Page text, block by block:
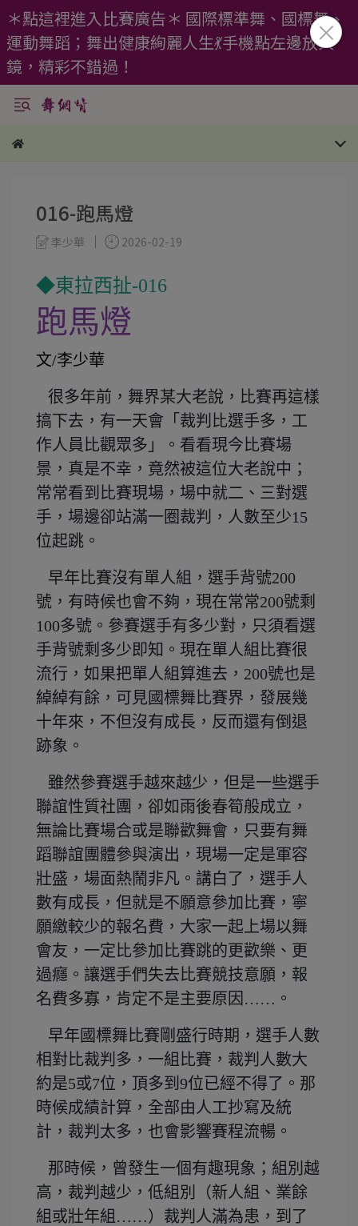
＊點這裡進入比賽廣告＊ 國際標準舞、國標舞、
運動舞蹈；舞出健康絢麗人生💃手機點左邊放大
鏡，精彩不錯過！
016-跑馬燈
李少華 2026-02-19
◆東拉西扯-016
跑馬燈
文/李少華
很多年前，舞界某大老說，比賽再這樣
搞下去，有一天會「裁判比選手多，工
作人員比觀眾多」。看看現今比賽場
景，真是不幸，竟然被這位大老說中；
常常看到比賽現場，場中就二、三對選
手，場邊卻站滿一圈裁判，人數至少15
位起跳。
早年比賽沒有單人組，選手背號200
號，有時候也會不夠，現在常常200號剩
100多號。參賽選手有多少對，只須看選
手背號剩多少即知。現在單人組比賽很
流行，如果把單人組算進去，200號也是
綽綽有餘，可見國標舞比賽界，發展幾
十年來，不但沒有成長，反而還有倒退
跡象。
雖然參賽選手越來越少，但是一些選手
聯誼性質社團，卻如雨後春筍般成立，
無論比賽場合或是聯歡舞會，只要有舞
蹈聯誼團體參與演出，現場一定是軍容
壯盛，場面熱鬧非凡。講白了，選手人
數有成長，但就是不願意參加比賽，寧
願繳較少的報名費，大家一起上場以舞
會友，一定比參加比賽跳的更歡樂、更
過癮。讓選手們失去比賽競技意願，報
名費多寡，肯定不是主要原因……。
早年國標舞比賽剛盛行時期，選手人數
相對比裁判多，一組比賽，裁判人數大
約是5或7位，頂多到9位已經不得了。那
時候成績計算，全部由人工抄寫及統
計，裁判太多，也會影響賽程流暢。
那時候，曾發生一個有趣現象；組別越
高，裁判越少，低組別（新人組、業餘
組或壯年組……）裁判人滿為患，到了